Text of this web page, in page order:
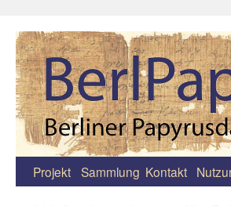
Zum
Projekt Sammlung Kontakt